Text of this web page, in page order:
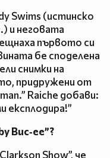
Swims (истинско
и неговата
първото си
бе споделена
снимки на
придружени от
Raiche добави:
експлодира!”
Buc‑ee”?
Show”, че